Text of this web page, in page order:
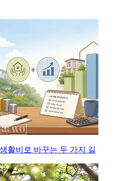
활비로 바꾸는 두 가지 길